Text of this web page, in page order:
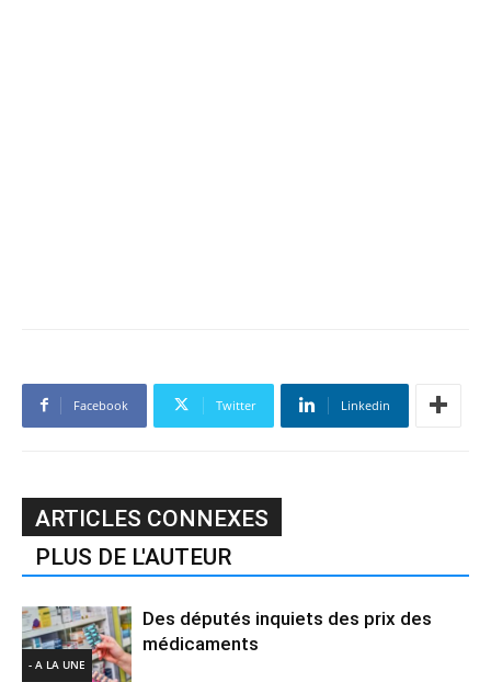
Facebook Twitter Linkedin
ARTICLES CONNEXES
PLUS DE L'AUTEUR
- A LA UNE
Des députés inquiets des prix des
médicaments